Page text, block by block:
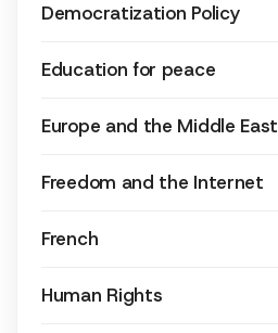
Democratization Policy
Education for peace
Europe and the Middle East
Freedom and the Internet
French
Human Rights